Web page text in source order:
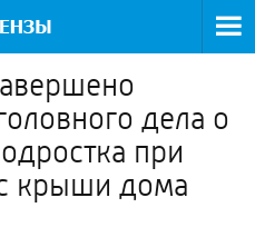
дела о
при
крыши дома